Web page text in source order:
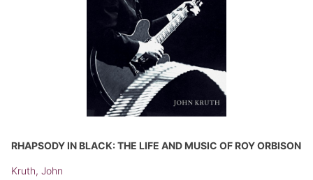
RHAPSODY IN BLACK: THE LIFE AND MUSIC OF ROY ORBISON
Kruth, John